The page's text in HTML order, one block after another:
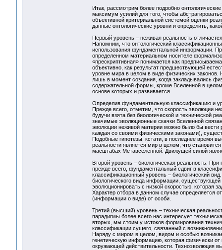
Итак, рассмотрим более подробно
максимум усилий для того, чтобы
объективной критериальной системой оценки
данные онтологические уровни и определить,
Первый уровень – неживая реальность
Напомним, что онтологический
использования фундаментальной информации.
определенном материальном носителе
«прескриптивная» понимается как
объективно, как результат предшествующей
уровне мира в целом в виде физических законов.
лишь в момент создания, когда закладывались
содержательной формы, кроме Вселенной в
основе которых и развивается.
Определив фундаментальную классификацию и
Прежде всего, отметим, что скорость эволюции
будучи взята без биологической и технической
значимые эволюционные скачки Вселенной
эволюции неживой материи можно было бы вести
каждая со своими физическими законами),
Подобные гипотезы, кстати, в последнее время
реальности является мир в целом, что
масштабах Метавселенной. Движущей силой
Второй уровень – биологическая реальность.
прежде всего, фундаментальный сдвиг в
классификационный уровень – биологический
биологического вида информации, существующей
эволюционировать с низкой скоростью, которая
Характер отбора в данном случае определяется
(информации о виде) от особи.
Третий (высший) уровень – техническая
парадигмы более всего нас интересует
вторых, мы стоим у истоков формирования
классификации сущего, связанный с
Наряду с миром в целом, видом и особью
генетическую информацию, которая физически
окружающей действительности. Техноэволюция